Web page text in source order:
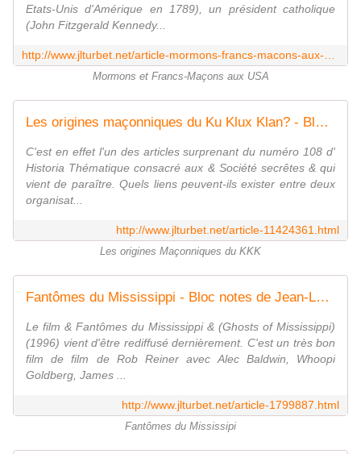
Etats-Unis d'Amérique en 1789), un président catholique
(John Fitzgerald Kennedy...
Mormons et Francs-Maçons aux USA
Les origines maçonniques du Ku Klux Klan? - Bloc notes de Jean-Laurent, sur la Franc-Maçonnerie et les Spiritualités. Blog maçonnique et spirituel francophone. Initiation, parcours et découverte.
C'est en effet l'un des articles surprenant du numéro 108 d'
Historia Thématique consacré aux & Société secrêtes & qui
vient de paraître. Quels liens peuvent-ils exister entre deux
organisat...
http://www.jlturbet.net/article-11424361.html
Les origines Maçonniques du KKK
Fantômes du Mississippi - Bloc notes de Jean-Laurent, sur la Franc-Maçonnerie et les Spiritualités. Blog maçonnique et spirituel francophone. Initiation, parcours et découverte.
Le film & Fantômes du Mississippi & (Ghosts of Mississippi)
(1996) vient d'être rediffusé dernièrement. C'est un très bon
film de film de Rob Reiner avec Alec Baldwin, Whoopi
Goldberg, James ...
http://www.jlturbet.net/article-1799887.html
Fantômes du Mississipi